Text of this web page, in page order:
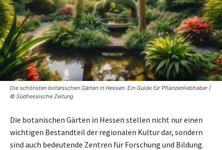
Die schönsten botanischen Gärten in Hessen: Ein Guide für Pflanzenliebhaber |
© Südhessische Zeitung
Die botanischen Gärten in Hessen stellen nicht nur einen
wichtigen Bestandteil der regionalen Kultur dar, sondern
sind auch bedeutende Zentren für Forschung und Bildung.